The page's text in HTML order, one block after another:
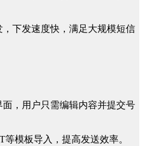
下发速度快，满足大规模短信
，用户只需编辑内容并提交号
等模板导入，提高发送效率。